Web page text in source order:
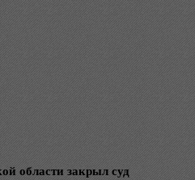
области закрыл суд